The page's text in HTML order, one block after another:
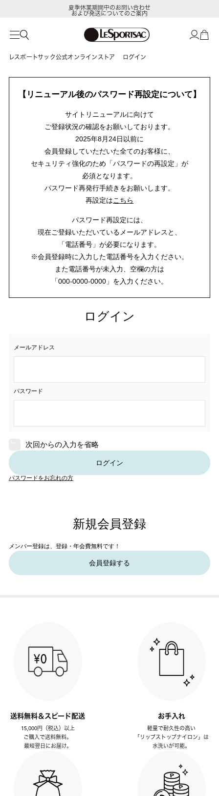
夏季休業期間中のお問い合わせ
および発送についてのご案内
レスポートサック公式オンラインストア ログイン
【リニューアル後のパスワード再設定について】
サイトリニューアルに向けて
ご登録状況の確認をお願いしております。
2025年8月24日以前に
会員登録していただいた全てのお客様に、
セキュリティ強化のため「パスワードの再設定」が
必須となります。
パスワード再発行手続きをお願いします。
再設定はこちら
パスワード再設定には、
現在ご登録いただいているメールアドレスと、
「電話番号」が必要になります。
※会員登録時に入力した電話番号を入力ください。
また電話番号が未入力、空欄の方は
「000-0000-0000」を入力ください。
ログイン
メールアドレス
パスワード
次回からの入力を省略
ログイン
パスワードをお忘れの方
新規会員登録
メンバー登録は、登録・年会費無料です！
会員登録する
送料無料＆スピード配送
15,000円（税込）以上
ご購入で送料無料。
最短翌日にお届け。
お手入れ
軽量で耐久性の高い
「リップストップナイロン」は
水洗いが可能。